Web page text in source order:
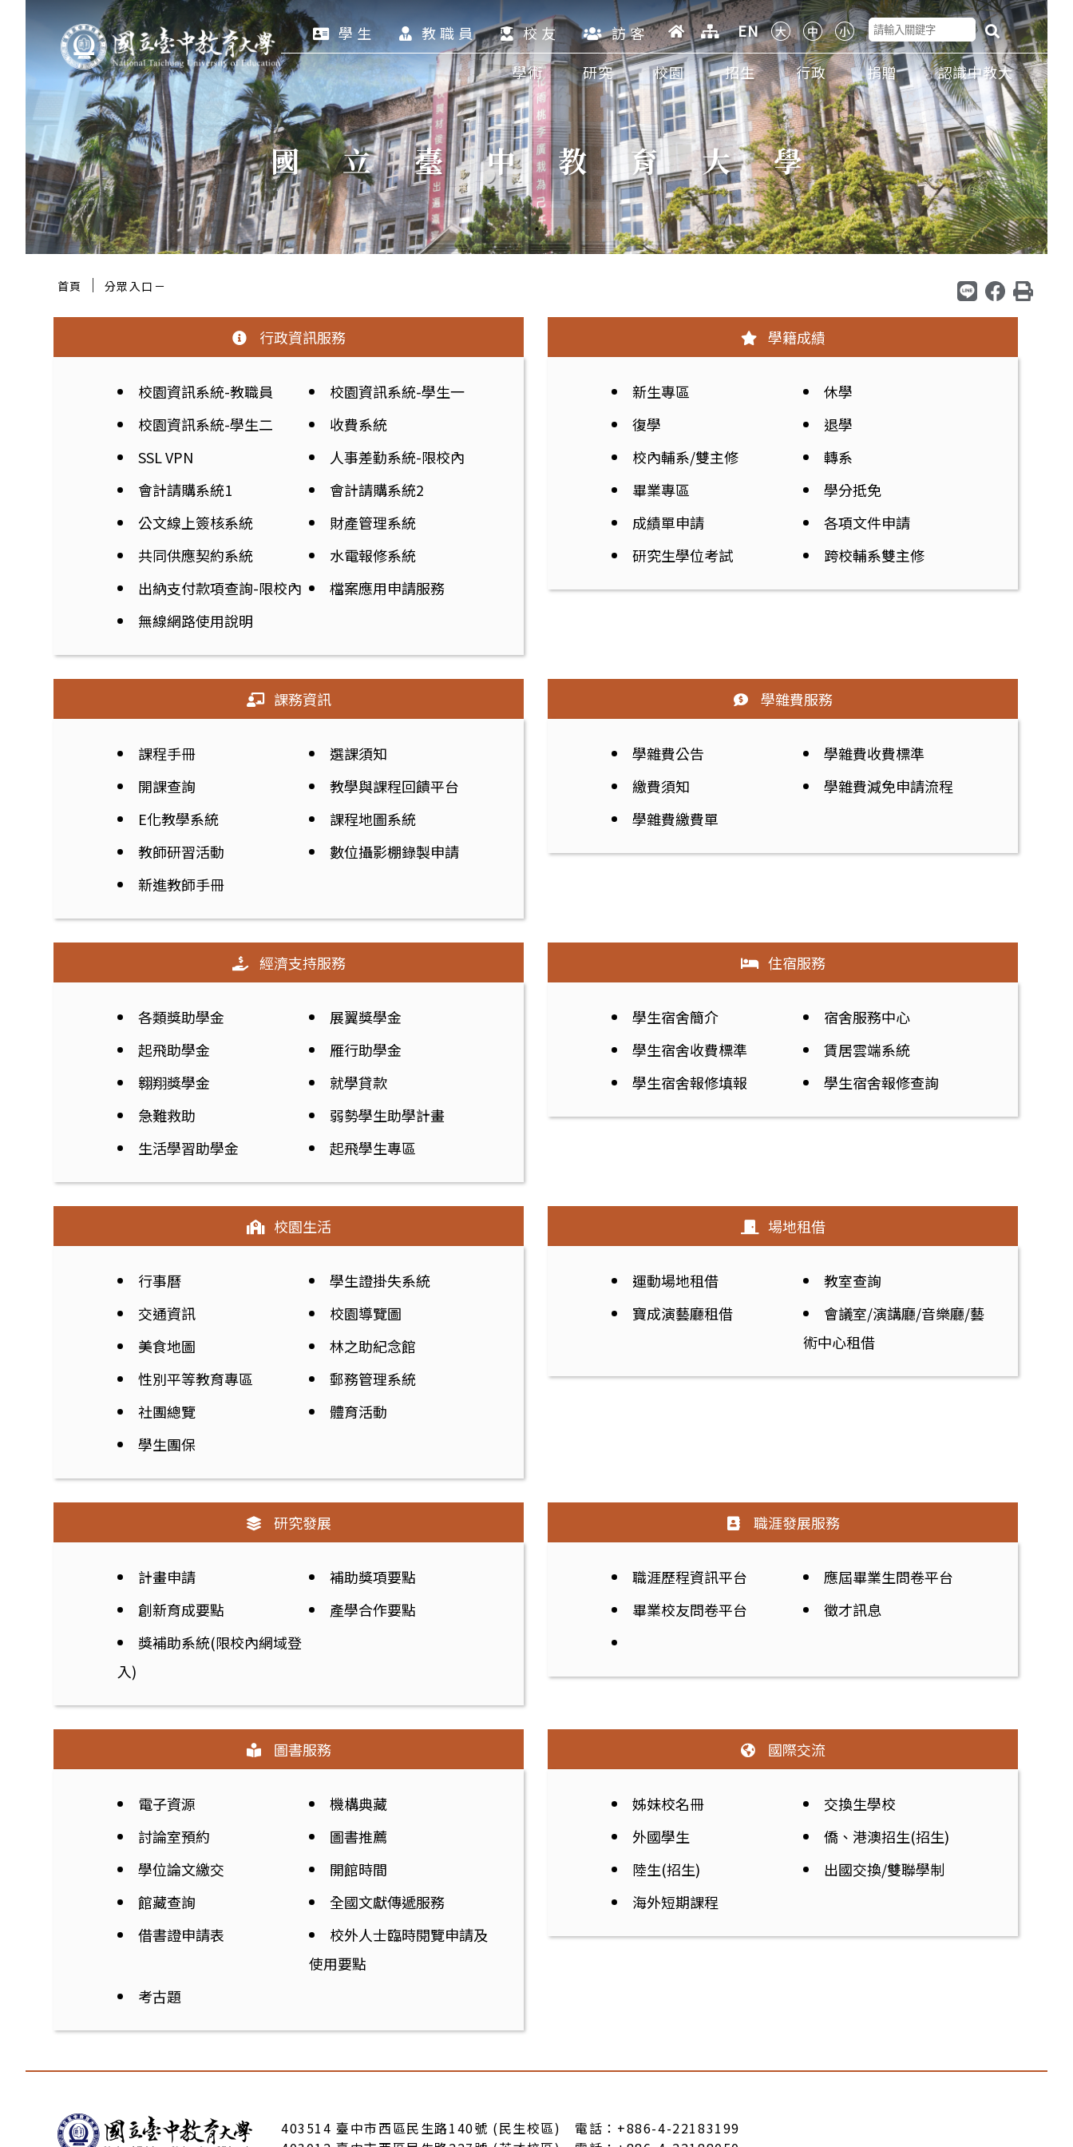
跳
主
要
塊
:::
學生
教職員 校友 訪客
EN
學術
研究 校園 招生 行政 捐贈 認識中教大
國立臺中教育大學
首頁 ｜ 分眾入口－
行政資訊服務
校園資訊系統-教職員
校園資訊系統-學生一
校園資訊系統-學生二
收費系統
SSL VPN
人事差勤系統-限校內
會計請購系統1
會計請購系統2
公文線上簽核系統
財產管理系統
共同供應契約系統
水電報修系統
出納支付款項查詢-限校內
檔案應用申請服務
無線網路使用說明
學籍成績
新生專區
休學
復學
退學
校內輔系/雙主修
轉系
畢業專區
學分抵免
成績單申請
各項文件申請
研究生學位考試
跨校輔系雙主修
課務資訊
課程手冊
選課須知
開課查詢
教學與課程回饋平台
E化教學系統
課程地圖系統
教師研習活動
數位攝影棚錄製申請
新進教師手冊
學雜費服務
學雜費公告
學雜費收費標準
繳費須知
學雜費減免申請流程
學雜費繳費單
經濟支持服務
各類獎助學金
展翼獎學金
起飛助學金
雁行助學金
翱翔獎學金
就學貸款
急難救助
弱勢學生助學計畫
生活學習助學金
起飛學生專區
住宿服務
學生宿舍簡介
宿舍服務中心
學生宿舍收費標準
賃居雲端系統
學生宿舍報修填報
學生宿舍報修查詢
校園生活
行事曆
學生證掛失系統
交通資訊
校園導覽圖
美食地圖
林之助紀念館
性別平等教育專區
郵務管理系統
社團總覽
體育活動
學生團保
場地租借
運動場地租借
教室查詢
寶成演藝廳租借
會議室/演講廳/音樂廳/藝
術中心租借
研究發展
計畫申請
補助獎項要點
創新育成要點
產學合作要點
獎補助系統(限校內網域登
入)
職涯發展服務
職涯歷程資訊平台
應屆畢業生問卷平台
畢業校友問卷平台
徵才訊息
圖書服務
電子資源
機構典藏
討論室預約
圖書推薦
學位論文繳交
開館時間
館藏查詢
全國文獻傳遞服務
借書證申請表
校外人士臨時閱覽申請及
使用要點
考古題
國際交流
姊妹校名冊
交換生學校
外國學生
僑、港澳招生(招生)
陸生(招生)
出國交換/雙聯學制
海外短期課程
403514 臺中市西區民生路140號 (民生校區) 電話：+886-4-22183199